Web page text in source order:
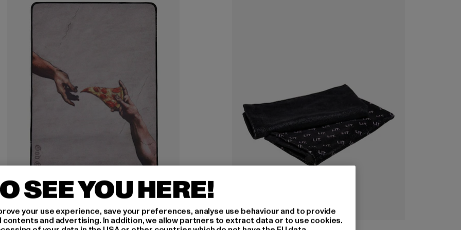
SEE YOU HERE!
your use experience, save your preferences, analyse use behaviour and to provide
and advertising. In addition, we allow partners to extract data or to use cookies.